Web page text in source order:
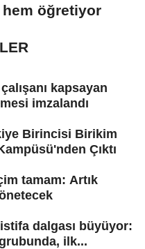
öğretiyor
kapsayan
imzalandı
Birincisi Birikim
Çıktı
tamam: Artık
dalgası büyüyor:
ilk...